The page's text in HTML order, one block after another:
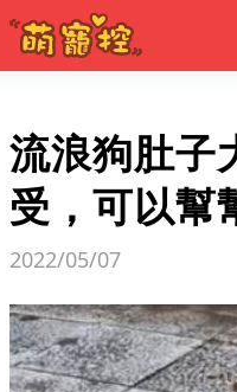
流浪狗肚子
受，可以幫
2022/05/07